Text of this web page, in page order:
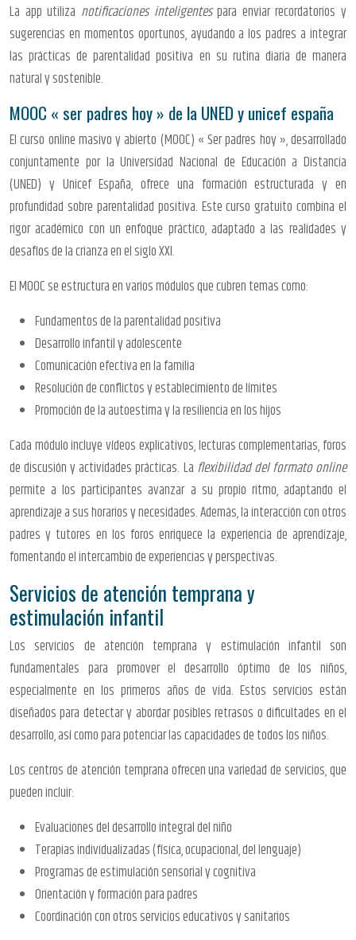
La app utiliza notificaciones inteligentespara enviar recordatorios y
sugerencias en momentos oportunos, ayudando a los padres a integrar
las prácticas de parentalidad positiva en su rutina diaria de manera
natural y sostenible.
MOOC « ser padres hoy » de la UNED y unicef españa
El curso online masivo y abierto (MOOC) « Ser padres hoy », desarrollado
conjuntamente por la Universidad Nacional de Educación a Distancia
(UNED) y Unicef España, ofrece una formación estructurada y en
profundidad sobre parentalidad positiva. Este curso gratuito combina el
rigor académico con un enfoque práctico, adaptado a las realidades y
desafíos de la crianza en el siglo XXI.
El MOOC se estructura en varios módulos que cubren temas como:
Fundamentos de la parentalidad positiva
Desarrollo infantil y adolescente
Comunicación efectiva en la familia
Resolución de conflictos y establecimiento de límites
Promoción de la autoestima y la resiliencia en los hijos
Cada módulo incluye vídeos explicativos, lecturas complementarias, foros
de discusión y actividades prácticas. La flexibilidad del formato online
permite a los participantes avanzar a su propio ritmo, adaptando el
aprendizaje a sus horarios y necesidades. Además, la interacción con otros
padres y tutores en los foros enriquece la experiencia de aprendizaje,
fomentando el intercambio de experiencias y perspectivas.
Servicios de atención temprana y
estimulación infantil
Los servicios de atención temprana y estimulación infantil son
fundamentales para promover el desarrollo óptimo de los niños,
especialmente en los primeros años de vida. Estos servicios están
diseñados para detectar y abordar posibles retrasos o dificultades en el
desarrollo, así como para potenciar las capacidades de todos los niños.
Los centros de atención temprana ofrecen una variedad de servicios, que
pueden incluir:
Evaluaciones del desarrollo integral del niño
Terapias individualizadas (física, ocupacional, del lenguaje)
Programas de estimulación sensorial y cognitiva
Orientación y formación para padres
Coordinación con otros servicios educativos y sanitarios